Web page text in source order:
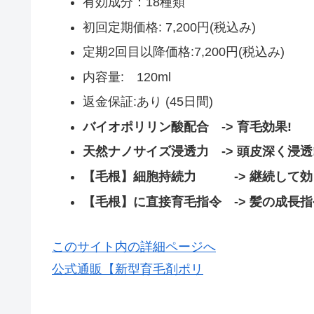
初回定期価格: 7,200円(税込み)
定期2回目以降価格:7,200円(税込み)
内容量: 120ml
返金保証:あり (45日間)
バイオポリリン酸配合 -> 育毛効果!
天然ナノサイズ浸透力 -> 頭皮深く浸
【毛根】細胞持続力 -> 継続して効
【毛根】に直接育毛指令 -> 髪の成長
このサイト内の詳細ページへ
公式通販【新型育毛剤ポリ